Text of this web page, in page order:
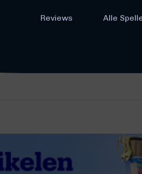
Reviews Alle